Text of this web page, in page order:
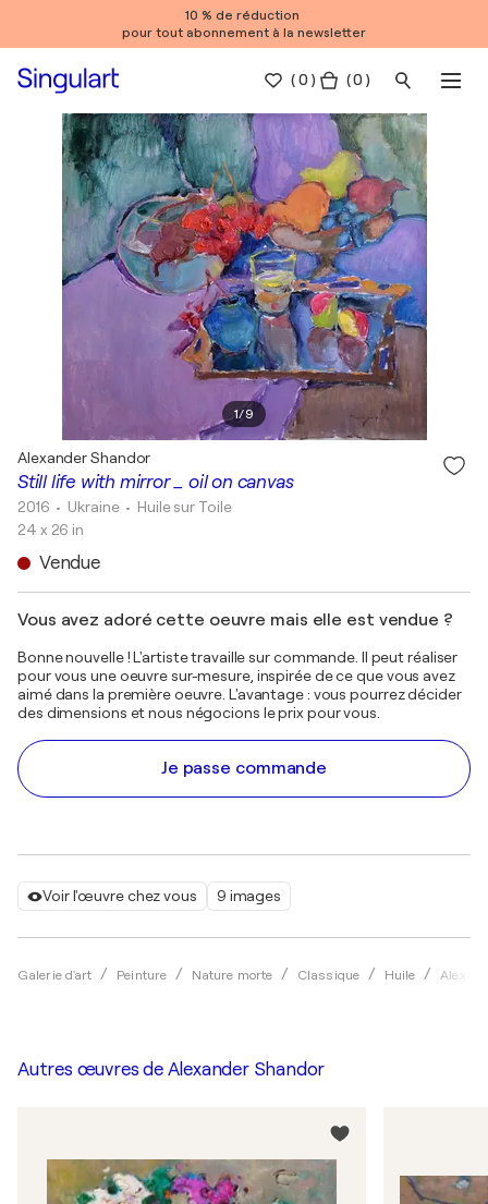
10 % de réduction
pour tout abonnement à la newsletter
(0 ) ( 0 )
1/9
Voir l'œuvre chez vous 9 images
Galerie d'art Peinture Nature morte Classique Huile
Still life with mirror _ oil on canvas
Alexander Shandor
2016 • Ukraine • Huile sur Toile
24 x 26 in
Vendue
Vous avez adoré cette oeuvre mais elle est vendue ?
Bonne nouvelle ! L'artiste travaille sur commande. Il peut réaliser
pour vous une oeuvre sur-mesure, inspirée de ce que vous avez
aimé dans la première oeuvre. L'avantage : vous pourrez décider
des dimensions et nous négocions le prix pour vous.
Je passe commande
Autres œuvres de Alexander Shandor